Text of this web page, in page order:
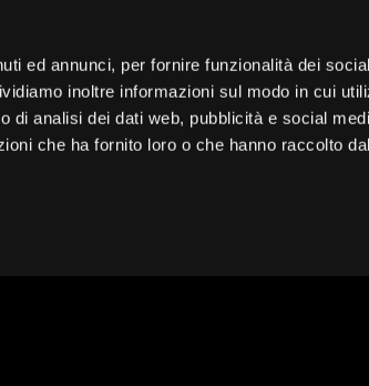
ed annunci, per fornire funzionalità dei social
inoltre informazioni sul modo in cui
di analisi dei dati web, pubblicità e social
che ha fornito loro o che hanno raccolto
F. +39 02